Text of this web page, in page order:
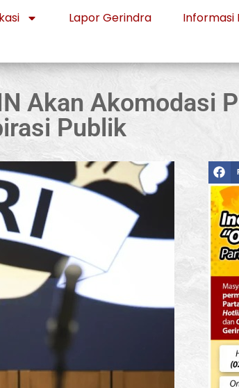
Lapor Gerindra Informasi
Akan Akomodasi
Publik